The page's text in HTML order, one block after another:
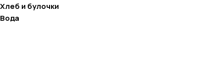
Хлеб и булочки
Вода